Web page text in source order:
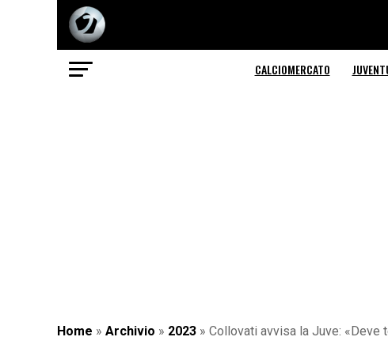
CALCIOMERCATO
Home » Archivio » 2023 » Collovati avvisa la Juve: «Deve